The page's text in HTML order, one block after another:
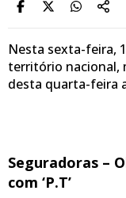
Nesta sexta-feira,
território nacional,
desta quarta-feira
Seguradoras –
com ‘P.T’